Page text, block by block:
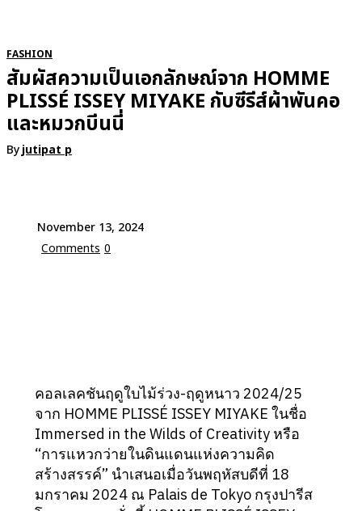
November 13, 2024
Comments 0
FASHION
สัมผัสความเป็นเอกลักษณ์จาก HOMME
PLISSÉ ISSEY MIYAKE กับซีรีส์ผ้าพันคอ
และหมวกบีนนี่
Byjutipat p
คอลเลคชันฤดูใบไม้ร่วง-ฤดูหนาว 2024/25
จาก HOMME PLISSÉ ISSEY MIYAKE ในชื่อ
Immersed in the Wilds of Creativity หรือ
“การแหวกว่ายในดินแดนแห่งความคิด
สร้างสรรค์” นำเสนอเมื่อวันพฤหัสบดีที่ 18
มกราคม 2024 ณ Palais de Tokyo กรุงปารีส